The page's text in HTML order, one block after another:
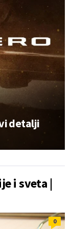
detalji
i sveta |
0